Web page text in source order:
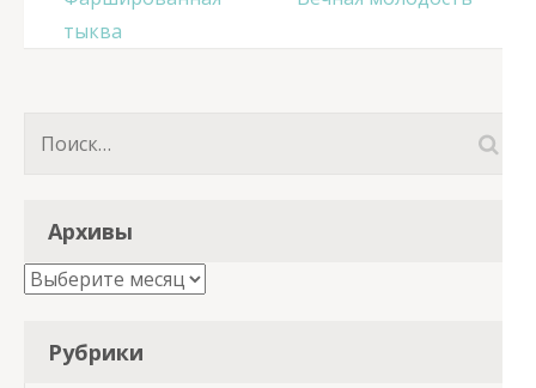
по
тыква
Найти:
Архивы
Архивы
Рубрики